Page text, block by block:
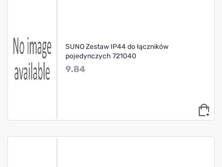
SUNO Zestaw IP44 do łączników
pojedynczych 721040
9.84